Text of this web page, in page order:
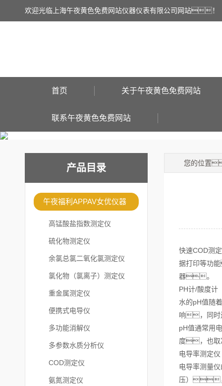
欢迎光临上海午夜黄色免费网站仪器仪表有限公司网站！
首页 关于午夜黄色免费网站
联系午夜黄色免费网站
产品目录
午夜福利APPAV女优仪器
高锰酸盐指数测定仪
硫化物测定仪
余氯总氯二氧化氯测定仪
氯化物（氯离子）测定仪
重金属测定仪
便携式电导仪
多功能消解仪
多参数水质分析仪
COD测定仪
氨氮测定仪
您的位置
快速COD
据打印等功
器。
PH计/酸度计
水的pH值随
响，同时
pH值通常用
度，也
电导率测定仪
电导率测量
压）